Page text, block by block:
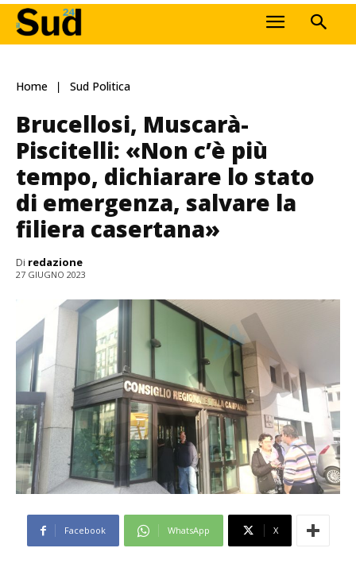
Home Sud Politica
Brucellosi, Muscarà-
Piscitelli: «Non c’è più
tempo, dichiarare lo stato
di emergenza, salvare la
filiera casertana»
Di redazione
27 GIUGNO 2023
Facebook WhatsApp X